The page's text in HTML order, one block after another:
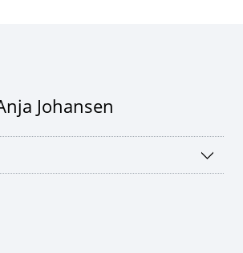
Johansen